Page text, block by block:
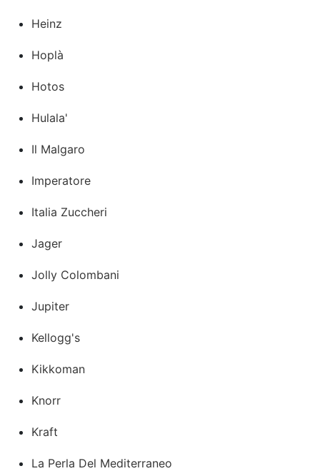
Heinz
Hoplà
Hotos
Hulala'
Il Malgaro
Imperatore
Italia Zuccheri
Jager
Jolly Colombani
Jupiter
Kellogg's
Kikkoman
Knorr
Kraft
La Perla Del Mediterraneo